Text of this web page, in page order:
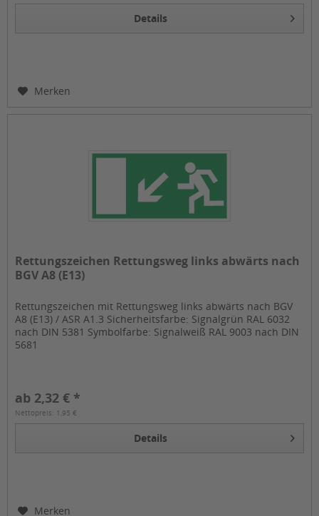
Details
Merken
Rettungszeichen Rettungsweg links abwärts nach
BGV A8 (E13)
Rettungszeichen mit Rettungsweg links abwärts nach BGV
A8 (E13) / ASR A1.3 Sicherheitsfarbe: Signalgrün RAL 6032
nach DIN 5381 Symbolfarbe: Signalweiß RAL 9003 nach DIN
5681
ab 2,32 € *
Nettopreis: 1,95 €
Details
Merken